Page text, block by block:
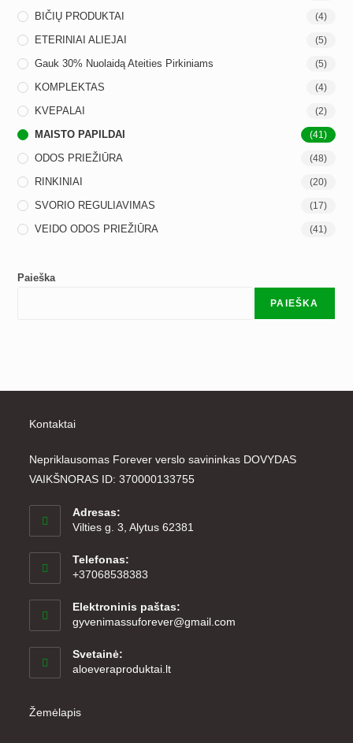
BIČIŲ PRODUKTAI (4)
ETERINIAI ALIEJAI (5)
Gauk 30% Nuolaidą Ateities Pirkiniams (5)
KOMPLEKTAS (4)
KVEPALAI (2)
MAISTO PAPILDAI (41)
ODOS PRIEŽIŪRA (48)
RINKINIAI (20)
SVORIO REGULIAVIMAS (17)
VEIDO ODOS PRIEŽIŪRA (41)
Paieška
PAIEŠKA
Kontaktai
Nepriklausomas Forever verslo savininkas DOVYDAS
VAIKŠNORAS ID: 370000133755
Adresas:
Vilties g. 3, Alytus 62381
Telefonas:
+37068538383
Elektroninis paštas:
gyvenimassuforever@gmail.com
Svetainė:
aloeveraproduktai.lt
Žemėlapis